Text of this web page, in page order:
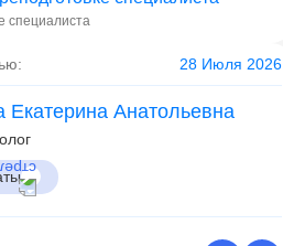
специалиста
28 Июля 2026
Екатерина Анатольевна